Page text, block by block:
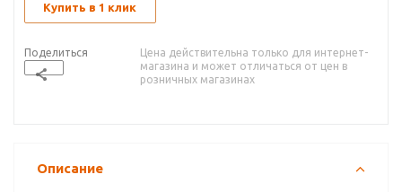
Купить в 1 клик
Поделиться
Цена действительна только для интернет-
магазина и может отличаться от цен в
розничных магазинах
Описание